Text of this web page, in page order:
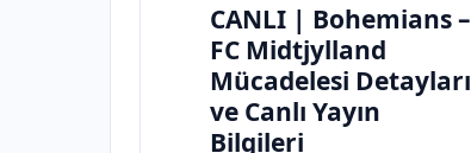
CANLI | Bohemians –
FC Midtjylland
Mücadelesi Detayları
ve Canlı Yayın
Bilgileri